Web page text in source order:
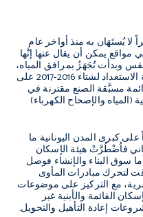
لا يُستَهَان به منذ أواخر عام
مواقع يمكن أن يقال عنها إنَّها
وبدأت تُجَهَزُ بمرافق المياه،
والإصحاح، والطهي. وركَّزت استراتيجية الاستعداد لشتاء 2016-2017 على
مسبَّقة الصنع مقترنة في
(المياه والإصحاح الكهرباء)
على كبرى المدن اليونانية ما
فاُضْطُرَّتْ هيئة الإسكان
في البلاد إلى الإغلاق في 2012، أما سوق البناء والإنشاء فوصل
لتحرك مبادرات المأوى
مع التركيز على موضوعات
القائمة والأبنية غير
إعادة التأهيل والتحويل.